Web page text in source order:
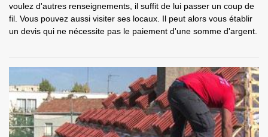
voulez d'autres renseignements, il suffit de lui passer un coup de
fil. Vous pouvez aussi visiter ses locaux. Il peut alors vous établir
un devis qui ne nécessite pas le paiement d'une somme d'argent.